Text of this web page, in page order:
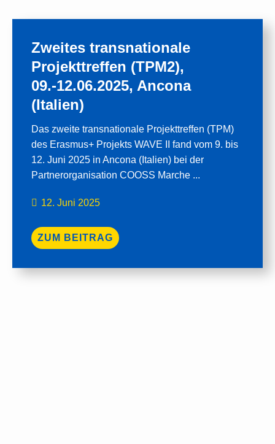
Zweites transnationale
Projekttreffen (TPM2),
09.-12.06.2025, Ancona
(Italien)
Das zweite transnationale Projekttreffen (TPM)
des Erasmus+ Projekts WAVE II fand vom 9. bis
12. Juni 2025 in Ancona (Italien) bei der
Partnerorganisation COOSS Marche ...
12. Juni 2025
ZUM BEITRAG